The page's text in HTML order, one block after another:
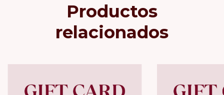
Productos
relacionados